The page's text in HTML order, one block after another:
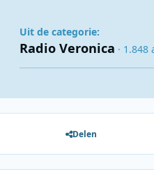
Uit de categorie:
Radio Veronica ·
Delen